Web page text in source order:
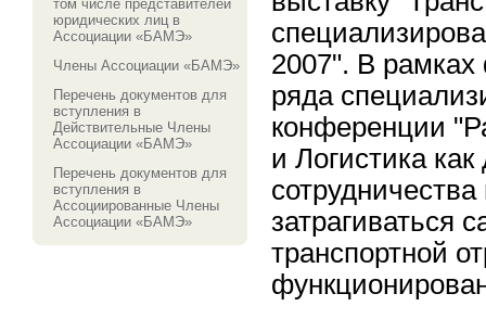
том числе представителей
юридических лиц в
Ассоциации «БАМЭ»
Члены Ассоциации «БАМЭ»
Перечень документов для
вступления в
Действительные Члены
Ассоциации «БАМЭ»
Перечень документов для
вступления в
Ассоциированные Члены
Ассоциации «БАМЭ»
2007". В рамках
ряда
конференции
и Логистика
затрагиваться
транспортной